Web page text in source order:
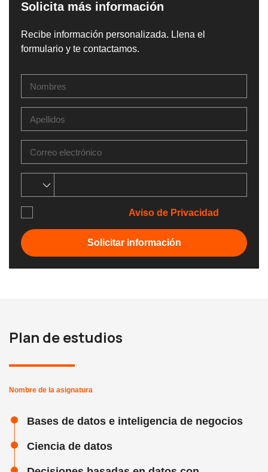
Solicita más información
Recibe información personalizada. Llena el
formulario y te contactamos.
Aviso de Privacidad
Solicitar información
Plan de estudios
Nombre de la asignatura
Bases de datos e inteligencia de negocios
Ciencia de datos